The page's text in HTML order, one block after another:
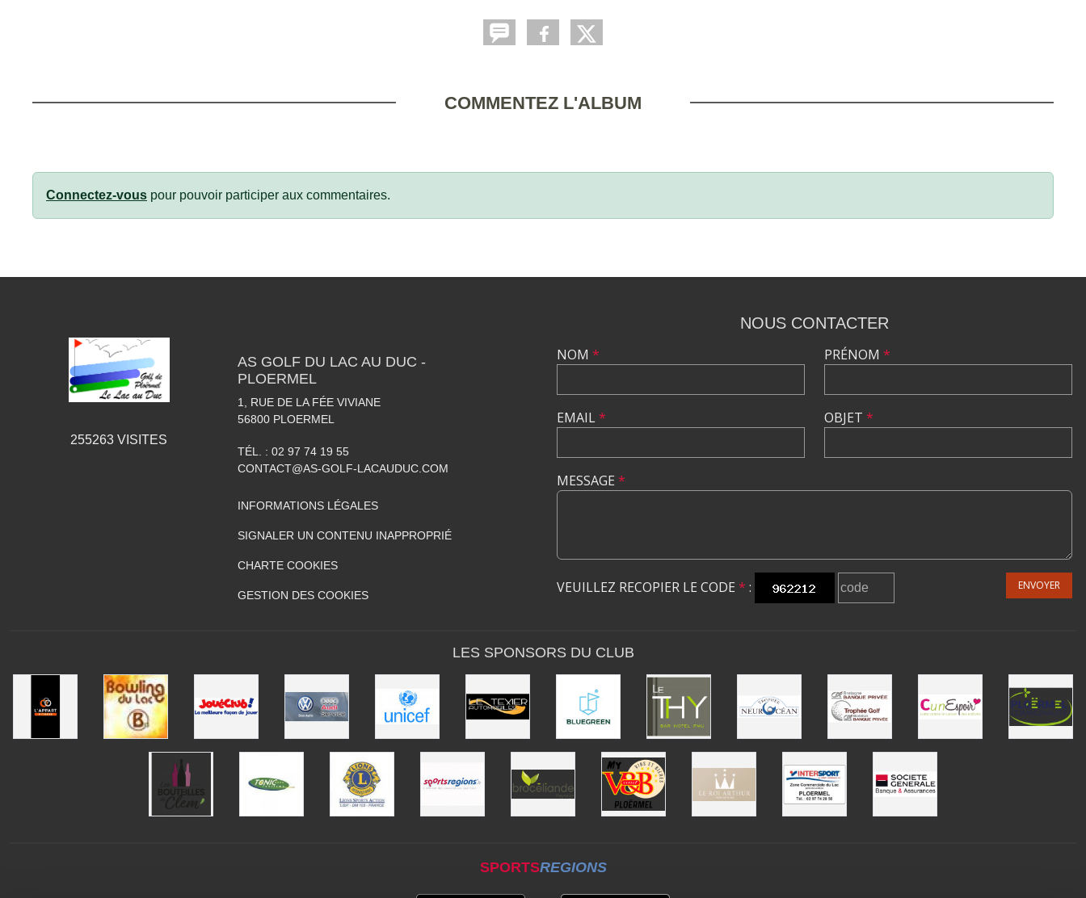
COMMENTEZ L'ALBUM
Connectez-vous pour pouvoir participer aux commentaires.
255263 VISITES
AS GOLF DU LAC AU DUC -
PLOERMEL
1, RUE DE LA FÉE VIVIANE
56800 PLOERMEL
TÉL. : 02 97 74 19 55
CONTACT@AS-GOLF-LACAUDUC.COM
INFORMATIONS LÉGALES
SIGNALER UN CONTENU INAPPROPRIÉ
CHARTE COOKIES
GESTION DES COOKIES
NOUS CONTACTER
NOM *
EMAIL*
PRÉNOM *
OBJET *
MESSAGE *
VEUILLEZ RECOPIER LE CODE * : ENVOYER
LES SPONSORS DU CLUB
SPORTSREGIONS